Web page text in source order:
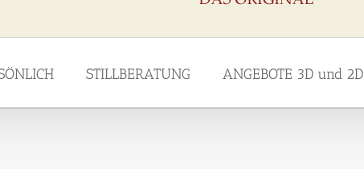
STILLBERATUNG ANGEBOTE 3D und 2D